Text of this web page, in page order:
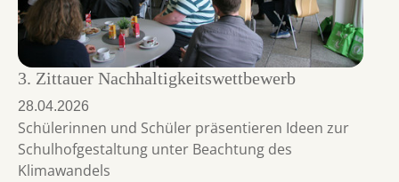
3. Zittauer Nachhaltigkeitswettbewerb
28.04.2026
Schülerinnen und Schüler präsentieren Ideen zur
Schulhofgestaltung unter Beachtung des
Klimawandels